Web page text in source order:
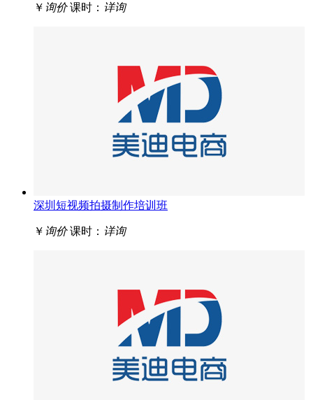
￥ 询价 课时： 详询
深圳短视频拍摄制作培训班
￥ 询价 课时： 详询